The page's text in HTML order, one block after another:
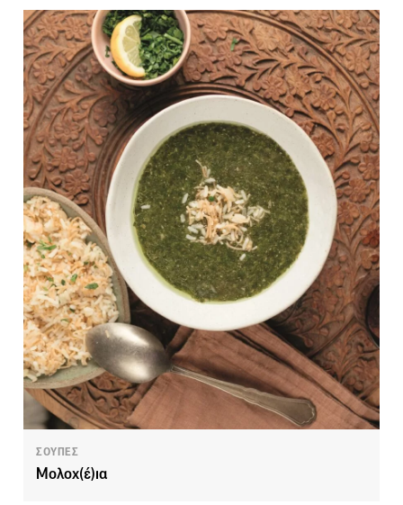
ΣΟΥΠΕΣ
Μολοχ(έ)ια